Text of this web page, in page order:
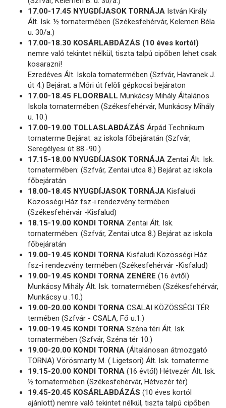
17.00-17.45 NYUGDÍJASOK TORNÁJA István Király
Ált. Isk. ½ tornatermében (Székesfehérvár, Kelemen Béla
u. 30/a.)
17.00-18.30 KOSÁRLABDÁZÁS (10 éves kortól)
nemre való tekintet nélkül, tiszta talpú cipőben lehet csak
kosarazni!
Ezredéves Ált. Iskola tornatermében (Szfvár, Havranek J.
út 4.) Bejárat: a Móri út felöli gépkocsi bejáraton
17.00-18.45 FLOORBALL Munkácsy Mihály Általános
Iskola tornatermében (Székesfehérvár, Munkácsy Mihály
u. 10.)
17.00-19.00 TOLLASLABDÁZÁS Árpád Technikum
tornaterme Bejárat: az iskola főbejáratán (Szfvár,
Seregélyesi út 88.-90.)
17.15-18.00 NYUGDÍJASOK TORNÁJA Zentai Ált. Isk.
tornatermében: (Szfvár, Zentai utca 8.) Bejárat az iskola
főbejáratán
18.00-18.45 NYUGDÍJASOK TORNÁJA Kisfaludi
Közösségi Ház fsz-i rendezvény termében
(Székesfehérvár -Kisfalud)
18.15-19.00 KONDI TORNA Zentai Ált. Isk.
tornatermében: (Szfvár, Zentai utca 8.) Bejárat az iskola
főbejáratán
19.00-19.45 KONDI TORNA Kisfaludi Közösségi Ház
fsz-i rendezvény termében (Székesfehérvár -Kisfalud)
19.00-19.45 KONDI TORNA ZENÉRE (16 évtől)
Munkácsy Mihály Ált. Isk. tornatermében (Székesfehérvár,
Munkácsy u .10.)
19.00-20.00 KONDI TORNA CSALAI KÖZÖSSÉGI TÉR
termében (Szfvár - CSALA, Fő u.1.)
19.00-19.45 KONDI TORNA Széna téri Ált. Isk.
tornatermében (Szfvár, Széna tér 10.)
19.00-20.00 KONDI TORNA (Általánosan átmozgató
TORNA) Vörösmarty M. ( Ligetsori) Ált. Isk. tornaterme
19.15-20.00 KONDI TORNA (16 évtől) Hétvezér Ált. Isk.
½ tornatermében (Székesfehérvár, Hétvezér tér)
19.45-20.45 KOSÁRLABDÁZÁS (10 éves kortól
ajánlott) nemre való tekintet nélkül, tiszta talpú cipőben